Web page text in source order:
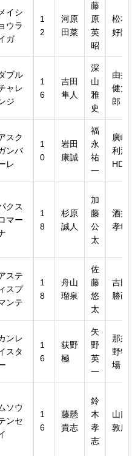
メイシ
ョウラ
ガ
1
2
河原
田菜
藤
原
英
昭
松本
好隆
ブル
ャレ
ジ
1
6
吉田
隼人
深
山
雅
史
由井
健太
郎
スク
ンバ
レ
1
0
岩田
康誠
福
永
祐
一
廣崎
利洋
HD
クス
マー
1
8
杉原
誠人
加
藤
公
太
酒井
孝敏
ステ
ィスプ
ンテ
1
8
舟山
瑠泉
佐
藤
悠
太
吉田
勝己
ンレ
スタ
1
6
荻野
極
矢
野
英
一
那須
野牧
場
ソウ
ンセ
1
6
藤懸
貴志
鈴
木
孝
志
山口
敦広